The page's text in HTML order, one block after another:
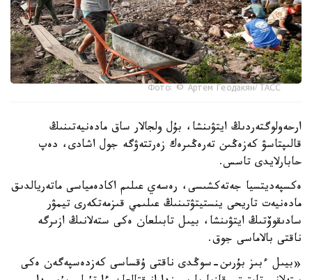
Фото: © Артем Геодакян/ ТАСС
ارحەولوگتەردىڭ ايتۋىنشا، بۇل ولجالار ساق مادەنيەتىنىڭ
قالىپتاسۋ كەزەڭىن تەرەڭىرەك زەرتتەۋگە جول اشادى، دەپ
حابارلايدى تاسس.
ەكسپەديتسيا جەتەكشىسى، رەسەي عىلىم اكادەمياسى ماتەريالدىق
مادەنيەت تاريحى ينستيتۋتىنىڭ عىلىمي قىزمەتكەرى تيمۋر
سادىقوۆتىڭ ايتۋىنشا، بيىل تابىلعان ەكى ستەلانىڭ ازىرگە
ناقتى بالاماسى جوق.
«بيىل ءبىز بۇرىن-سوڭدى ناقتى ۇقساسى كەزدەسپەگەن ەكى